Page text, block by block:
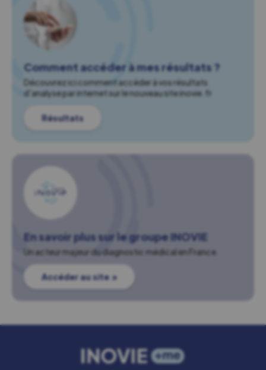
Comment accéder à mes résultats ?
Découvrez ici comment accéder à vos résultats
d'analyse par internet sur le nouveau site inovie.fr
Résultats
En savoir plus sur le groupe INOVIE
Un acteur majeur du diagnostic médical en France.
Accéder au site ↗